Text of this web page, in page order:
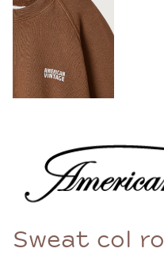
Sweat col